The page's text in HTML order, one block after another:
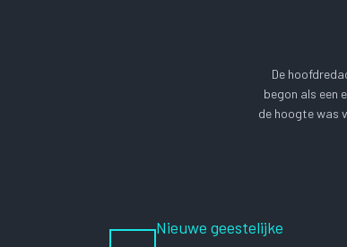
De
begon als een
de hoogte was
Nieuwe geestelijke